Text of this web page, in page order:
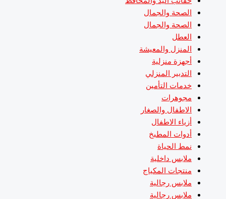
الصحة والجمال
الصحة والجمال
العطل
المنزل والمعيشة
أجهزة منزلية
التدبير المنزلي
خدمات التأمين
مجوهرات
الاطفال والصغار
أزياء الاطفال
أدوات المطبخ
نمط الحياة
ملابس داخلية
منتجات المكياج
ملابس رجالية
ملابس رجالية